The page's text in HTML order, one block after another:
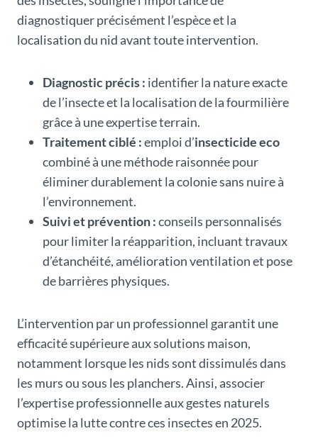
diagnostiquer précisément l’espèce et la
localisation du nid avant toute intervention.
Diagnostic précis : identifier la nature exacte
de l’insecte et la localisation de la fourmilière
grâce à une expertise terrain.
Traitement ciblé :emploi d’insecticide eco
combiné à une méthode raisonnée pour
éliminer durablement la colonie sans nuire à
l’environnement.
Suivi et prévention :conseils personnalisés
pour limiter la réapparition, incluant travaux
d’étanchéité, amélioration ventilation et pose
de barrières physiques.
L’intervention par un professionnel garantit une
efficacité supérieure aux solutions maison,
notamment lorsque les nids sont dissimulés dans
les murs ou sous les planchers. Ainsi, associer
l’expertise professionnelle aux gestes naturels
optimise la lutte contre ces insectes en 2025.